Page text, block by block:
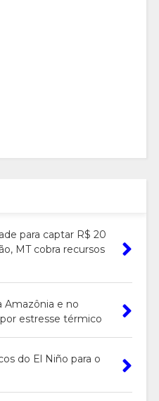
para captar R$ 20
MT cobra recursos
Amazônia e no
estresse térmico
do El Niño para o